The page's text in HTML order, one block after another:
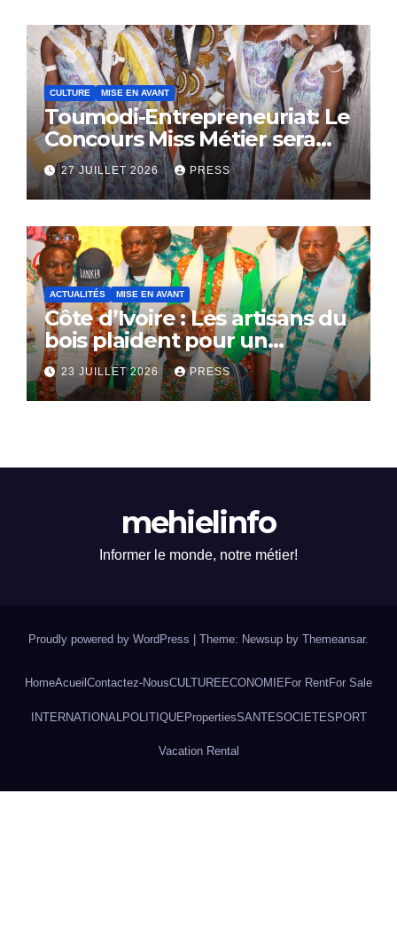
CULTURE MISE EN AVANT
Toumodi-Entrepreneuriat: Le
Concours Miss Métier sera
bientôt lance.
27 JUILLET 2026 PRESS
ACTUALITÉS MISE EN AVANT
Côte d’Ivoire : Les artisans du
bois plaident pour un
dialogue national
23 JUILLET 2026 PRESS
mehielinfo
Informer le monde, notre métier!
Proudly powered by WordPress Theme: Newsup by Themeansar.
HomeAcueil Contactez-NousCULTURE ECONOMIE For RentFor Sale
INTERNATIONAL POLITIQUEPropertiesSANTESOCIETESPORT
Vacation Rental